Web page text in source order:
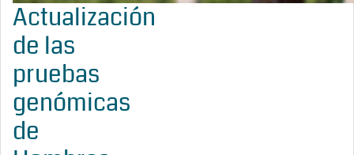
Actualización
de las
pruebas
genómicas
de